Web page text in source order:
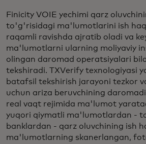
Finicity VOIE yechimi qarz
to'g'risidagi ma'lumotlarini ish
raqamli ravishda ajratib oladi va
ma'lumotlarni ularning moliyaviy
olingan daromad operatsiyalari
tekshiradi. TXVerify texnologiyasi
batafsil tekshirish jarayoni tezkor
uchun ariza beruvchining
real vaqt rejimida ma'lumot
yuqori qiymatli ma'lumotlardan -
banklardan - qarz oluvchining ish
ma'lumotlarning skanerlangan,